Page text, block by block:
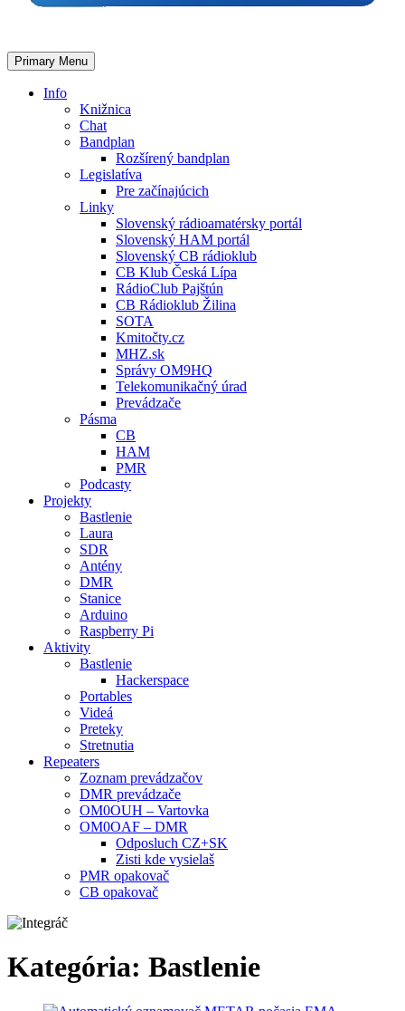
Primary Menu
Info
Knižnica
Chat
Bandplan
Rozšírený bandplan
Legislatíva
Pre začínajúcich
Linky
Slovenský rádioamatérsky portál
Slovenský HAM portál
Slovenský CB rádioklub
CB Klub Česká Lípa
RádioClub Pajštún
CB Rádioklub Žilina
SOTA
Kmitočty.cz
MHZ.sk
Správy OM9HQ
Telekomunikačný úrad
Prevádzače
Pásma
CB
HAM
PMR
Podcasty
Projekty
Bastlenie
Laura
SDR
Antény
DMR
Stanice
Arduino
Raspberry Pi
Aktivity
Bastlenie
Hackerspace
Portables
Videá
Preteky
Stretnutia
Repeaters
Zoznam prevádzačov
DMR prevádzače
OM0OUH – Vartovka
OM0OAF – DMR
Odposluch CZ+SK
Zisti kde vysielaš
PMR opakovač
CB opakovač
Kategória: Bastlenie